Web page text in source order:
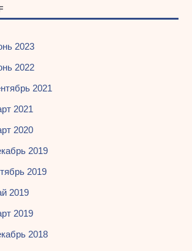
2023
2022
2021
2021
2020
2019
2019
2019
2019
2018